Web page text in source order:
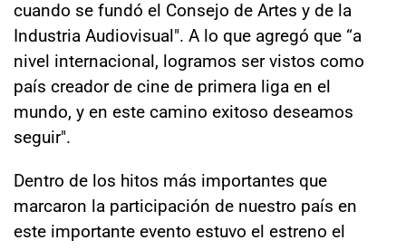
cuando se fundó el Consejo de Artes y de la
Industria Audiovisual". A lo que agregó que “a
nivel internacional, logramos ser vistos como
país creador de cine de primera liga en el
mundo, y en este camino exitoso deseamos
seguir".
Dentro de los hitos más importantes que
marcaron la participación de nuestro país en
este importante evento estuvo el estreno el